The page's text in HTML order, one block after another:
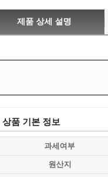
제품 상세 설명
상품 기본 정보
과세여부
원산지